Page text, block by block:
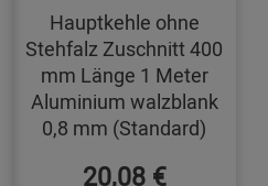
Hauptkehle ohne
Stehfalz Zuschnitt 400
mm Länge 1 Meter
Aluminium walzblank
0,8 mm (Standard)
20,08 €